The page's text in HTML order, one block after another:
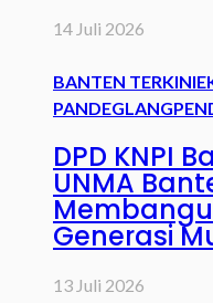
14 Juli 2026
BANTEN TERKINI
PANDEGLANG
DPD KNPI
UNMA
Generasi
13 Juli 2026